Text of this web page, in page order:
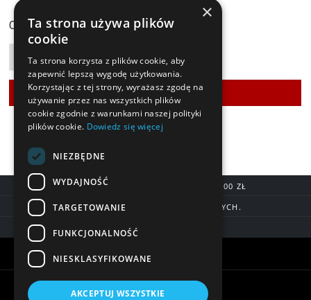
Cena: 122,90 zł
DARMOWA DOSTAWA OD 200,00 ZŁ
DOSTAWA DO 7 DNI ROBOCZYCH.
BLIK, SZYBKIE PRZELEWY
×
Ta strona używa plików
cookie
Ta strona korzysta z plików cookie, aby
zapewnić lepszą wygodę użytkowania.
Korzystając z tej strony, wyrażasz zgodę na
używanie przez nas wszystkich plików
cookie zgodnie z warunkami naszej polityki
plików cookie. Dowiedz się więcej
NIEZBĘDNE
WYDAJNOŚĆ
TARGETOWANIE
FUNKCJONALNOŚĆ
NIESKLASYFIKOWANE
AKCEPTUJ WSZYSTKIE